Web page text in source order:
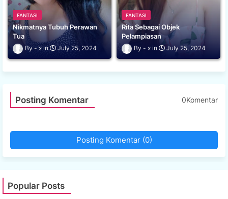
FANTASI
Nikmatnya Tubuh Perawan
Tua
x July 25, 2024
FANTASI
Rita Sebagai Objek
Pelampiasan
x July 25, 2024
Posting Komentar 0Komentar
Posting Komentar (0)
Popular Posts